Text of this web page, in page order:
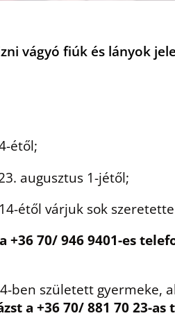
vágyó fiúk és lányok
étől;
augusztus 1-jétől;
étől várjuk sok
+36 70/ 946 9401-es
ben született gyermeke,
a +36 70/ 881 70 23-